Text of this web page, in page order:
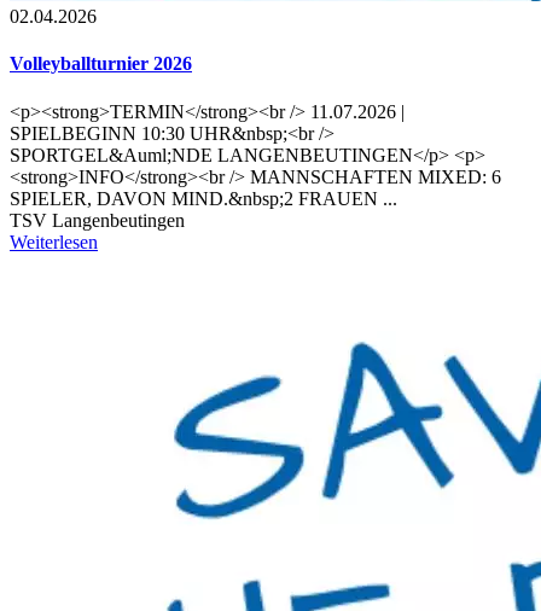
02.04.2026
Volleyballturnier 2026
<p><strong>TERMIN</strong><br /> 11.07.2026 |
SPIELBEGINN 10:30 UHR&nbsp;<br />
SPORTGEL&Auml;NDE LANGENBEUTINGEN</p> <p>
<strong>INFO</strong><br /> MANNSCHAFTEN MIXED: 6
SPIELER, DAVON MIND.&nbsp;2 FRAUEN ...
TSV Langenbeutingen
Weiterlesen